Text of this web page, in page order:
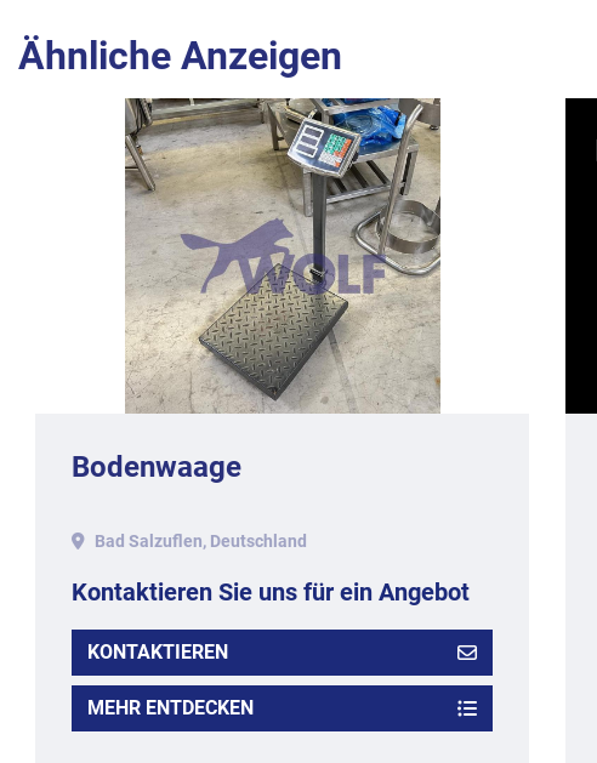
Ähnliche Anzeigen
Bodenwaage
Bad Salzuflen, Deutschland
Kontaktieren Sie uns für ein Angebot
KONTAKTIEREN
MEHR ENTDECKEN